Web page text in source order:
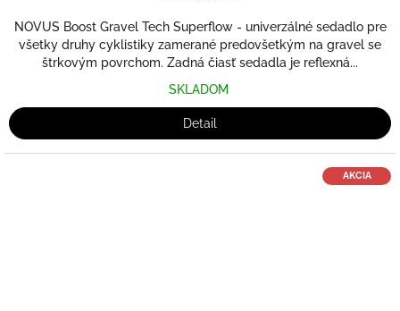
NOVUS Boost Gravel Tech Superflow - univerzálné sedadlo pre
všetky druhy cyklistiky zamerané predovšetkým na gravel se
štrkovým povrchom. Zadná čiasť sedadla je reflexná...
SKLADOM
Detail
AKCIA